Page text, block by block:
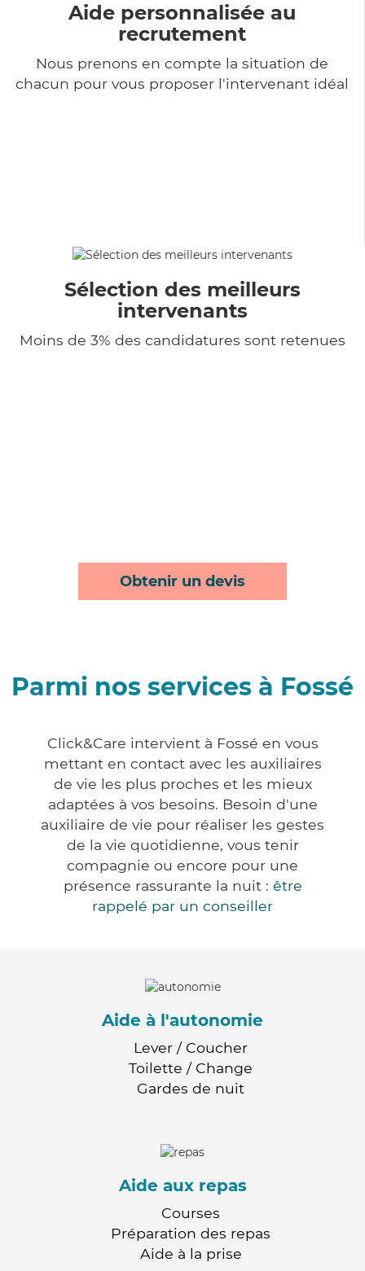
Aide personnalisée au
recrutement
Nous prenons en compte la situation de
chacun pour vous proposer l'intervenant idéal
Sélection des meilleurs
intervenants
Moins de 3% des candidatures sont retenues
Obtenir un devis
Parmi nos services à Fossé
Click&Care intervient à Fossé en vous
mettant en contact avec les auxiliaires
de vie les plus proches et les mieux
adaptées à vos besoins. Besoin d'une
auxiliaire de vie pour réaliser les gestes
de la vie quotidienne, vous tenir
compagnie ou encore pour une
présence rassurante la nuit : être
rappelé par un conseiller
Aide à l'autonomie
Lever / Coucher
Toilette / Change
Gardes de nuit
Aide aux repas
Courses
Préparation des repas
Aide à la prise